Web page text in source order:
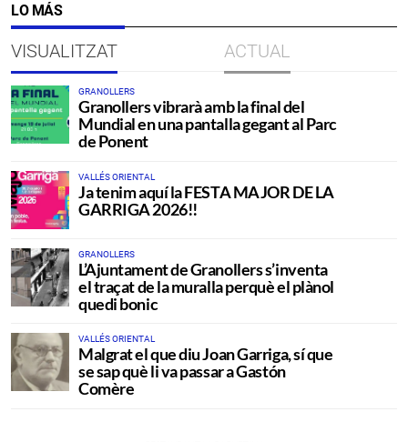
LO MÁS
VISUALITZAT ACTUAL
GRANOLLERS
Granollers vibrarà amb la final del
Mundial en una pantalla gegant al Parc
de Ponent
VALLÉS ORIENTAL
Ja tenim aquí la FESTA MAJOR DE LA
GARRIGA 2026!!
GRANOLLERS
L’Ajuntament de Granollers s’inventa
el traçat de la muralla perquè el plànol
quedi bonic
VALLÉS ORIENTAL
Malgrat el que diu Joan Garriga, sí que
se sap què li va passar a Gastón
Comère